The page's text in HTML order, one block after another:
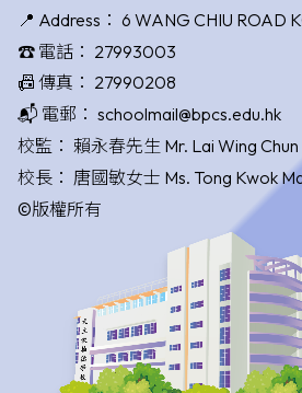
📍 Address： 6 WANG CHIU ROAD
☎️ 電話： 27993003
📠 傳真： 27990208
📬 電郵： schoolmail@bpcs.edu.hk
校監： 賴永春先生 Mr. Lai Wing Chun
校長： 唐國敏女士 Ms. Tong Kwok
©版權所有